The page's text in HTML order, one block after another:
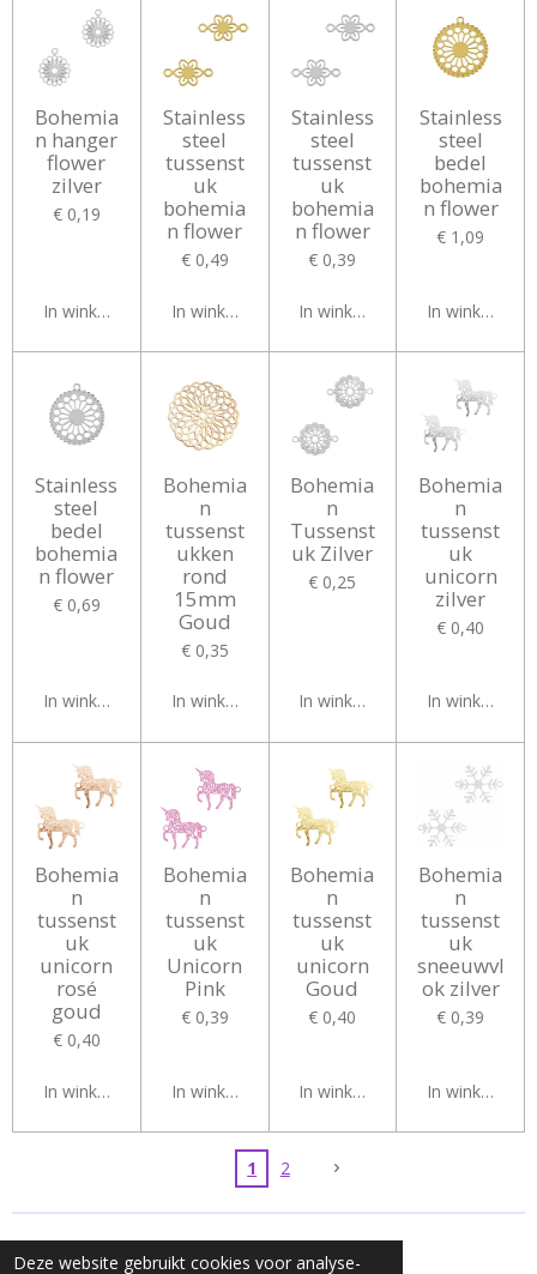
Deze website gebruikt cookies voor analyse-
Bohemia
n hanger
flower
zilver
€ 0,19
In winkelwagen
Stainless
steel
tussenst
uk
bohemia
n flower
€ 0,49
In winkelwagen
Stainless
steel
tussenst
uk
bohemia
n flower
€ 0,39
In winkelwagen
Stainless
steel
bedel
bohemia
n flower
€ 1,09
In
Stainless
steel
bedel
bohemia
n flower
€ 0,69
In winkelwagen
Bohemia
n
tussenst
ukken
rond
15mm
Goud
€ 0,35
In winkelwagen
Bohemia
n
Tussenst
uk Zilver
€ 0,25
In winkelwagen
Bohemia
n
tussenst
uk
unicorn
zilver
€ 0,40
In
Bohemia
n
tussenst
uk
unicorn
rosé
goud
€ 0,40
In winkelwagen
Bohemia
n
tussenst
uk
Unicorn
Pink
€ 0,39
In winkelwagen
Bohemia
n
tussenst
uk
unicorn
Goud
€ 0,40
In winkelwagen
Bohemia
n
tussenst
uk
sneeuwvl
ok zilver
€ 0,39
In
1 2
© 2020 - 2026 Mycharms